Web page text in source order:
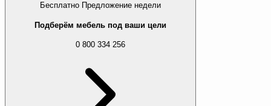
Бесплатно Предложение недели
Подберём мебель под ваши цели
0 800 334 256